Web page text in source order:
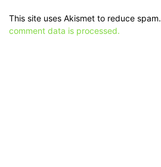
This site uses Akismet to reduce spam.
comment data is processed.